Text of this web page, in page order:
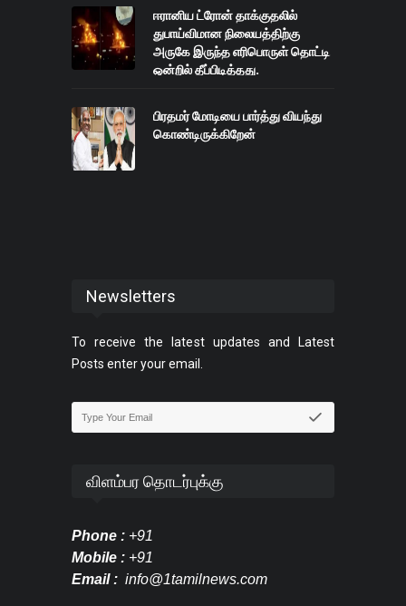
ஈரானிய ட்ரோன் தாக்குதலில்
துபாய்விமான நிலையத்திற்கு
அருகே இருந்த எரிபொருள் தொட்டி
ஒன்றில் தீப்பிடித்தது.
பிரதமர் மோடியை பார்த்து வியந்து
கொண்டிருக்கிறேன்
Newsletters
To receive the latest updates and Latest
Posts enter your email.
விளம்பர தொடர்புக்கு
Phone : +91
Mobile : +91
Email : info@1tamilnews.com